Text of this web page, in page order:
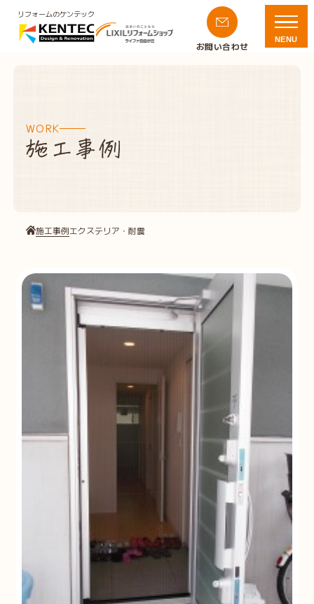
リフォームのケンテック
お問い合わせ
NENU
WORK
施工事例エクステリア・耐震